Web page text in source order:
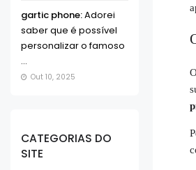
gartic phone:Adorei
saber que é possível
personalizar o famoso
...
Out 10, 2025
CATEGORIAS DO
SITE